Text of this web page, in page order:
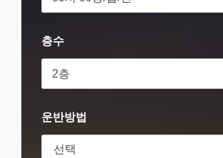
층수
운반방법